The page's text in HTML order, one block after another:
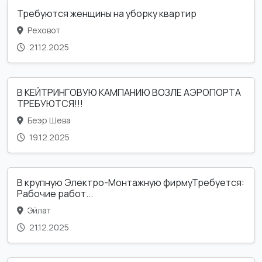
Требуются женщины на уборку квартир
Реховот
21.12.2025
В КЕЙТРИНГОВУЮ КАМПАНИЮ ВОЗЛЕ АЭРОПОРТА
ТРЕБУЮТСЯ!!!
Беэр Шева
19.12.2025
В крупную Электро-Монтажную фирмуТребуется:
Рабочие работ...
Эйлат
21.12.2025